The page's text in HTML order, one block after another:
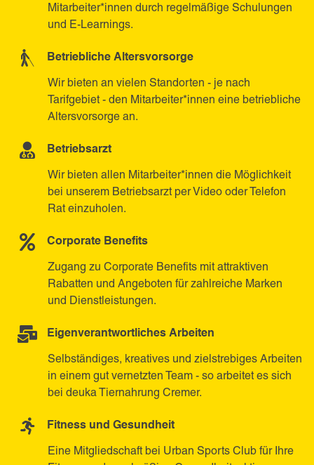
Mitarbeiter*innen durch regelmäßige Schulungen
und E-Learnings.
Betriebliche Altersvorsorge
Wir bieten an vielen Standorten - je nach
Tarifgebiet - den Mitarbeiter*innen eine betriebliche
Altersvorsorge an.
Betriebsarzt
Wir bieten allen Mitarbeiter*innen die Möglichkeit
bei unserem Betriebsarzt per Video oder Telefon
Rat einzuholen.
Corporate Benefits
Zugang zu Corporate Benefits mit attraktiven
Rabatten und Angeboten für zahlreiche Marken
und Dienstleistungen.
Eigenverantwortliches Arbeiten
Selbständiges, kreatives und zielstrebiges Arbeiten
in einem gut vernetzten Team - so arbeitet es sich
bei deuka Tiernahrung Cremer.
Fitness und Gesundheit
Eine Mitgliedschaft bei Urban Sports Club für Ihre